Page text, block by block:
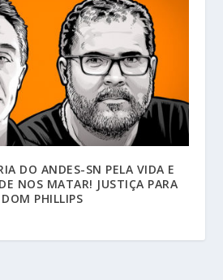
DO ANDES-SN PELA VIDA E
NOS MATAR! JUSTIÇA PARA
PHILLIPS